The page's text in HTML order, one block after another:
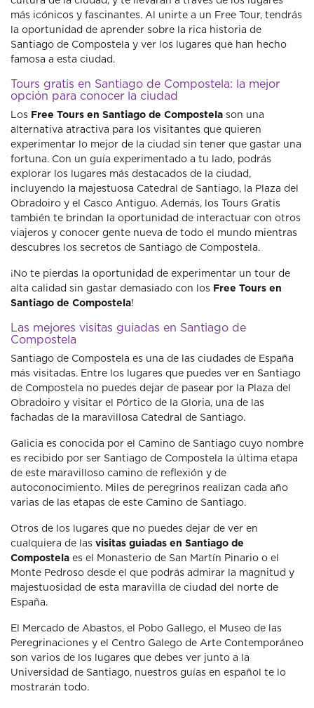
más icónicos y fascinantes. Al unirte a un Free Tour, tendrás
la oportunidad de aprender sobre la rica historia de
Santiago de Compostela y ver los lugares que han hecho
famosa a esta ciudad.
Tours gratis en Santiago de Compostela: la mejor
opción para conocer la ciudad
Los Free Tours en Santiago de Compostela son una
alternativa atractiva para los visitantes que quieren
experimentar lo mejor de la ciudad sin tener que gastar una
fortuna. Con un guía experimentado a tu lado, podrás
explorar los lugares más destacados de la ciudad,
incluyendo la majestuosa Catedral de Santiago, la Plaza del
Obradoiro y el Casco Antiguo. Además, los Tours Gratis
también te brindan la oportunidad de interactuar con otros
viajeros y conocer gente nueva de todo el mundo mientras
descubres los secretos de Santiago de Compostela.
¡No te pierdas la oportunidad de experimentar un tour de
alta calidad sin gastar demasiado con los Free Tours en
Santiago de Compostela!
Las mejores visitas guiadas en Santiago de
Compostela
Santiago de Compostela es una de las ciudades de España
más visitadas. Entre los lugares que puedes ver en Santiago
de Compostela no puedes dejar de pasear por la Plaza del
Obradoiro y visitar el Pórtico de la Gloria, una de las
fachadas de la maravillosa Catedral de Santiago.
Galicia es conocida por el Camino de Santiago cuyo nombre
es recibido por ser Santiago de Compostela la última etapa
de este maravilloso camino de reflexión y de
autoconocimiento. Miles de peregrinos realizan cada año
varias de las etapas de este Camino de Santiago.
Otros de los lugares que no puedes dejar de ver en
cualquiera de las visitas guiadas en Santiago de
Compostela es el Monasterio de San Martín Pinario o el
Monte Pedroso desde el que podrás admirar la magnitud y
majestuosidad de esta maravilla de ciudad del norte de
España.
El Mercado de Abastos, el Pobo Gallego, el Museo de las
Peregrinaciones y el Centro Galego de Arte Contemporáneo
son varios de los lugares que debes ver junto a la
Universidad de Santiago, nuestros guías en español te lo
mostrarán todo.